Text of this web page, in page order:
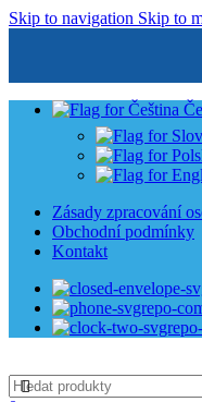
Skip to navigation Skip to
Zásady zpracování
Obchodní podmínky
Kontakt